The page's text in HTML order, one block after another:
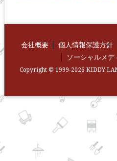
会社概要 個人情報保護方針
ソーシャルメデ
Copyright © 1999-2026 KIDDY